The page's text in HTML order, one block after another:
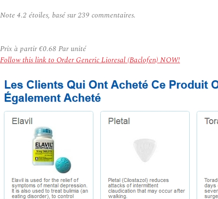
Note 4.2 étoiles, basé sur239 commentaires.
Prix à partir€0.68 Par unité
Follow this link to Order Generic Lioresal (Baclofen) NOW!